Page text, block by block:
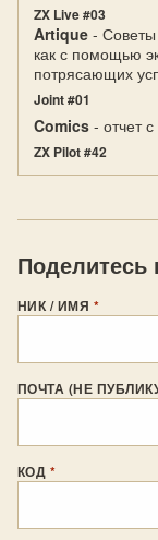
ZX Live #03
Artique -
как с помощью
потрясающих
Joint #01
Comics - отчет
ZX Pilot #42
НИК / ИМЯ *
ПОЧТА (НЕ
КОД *